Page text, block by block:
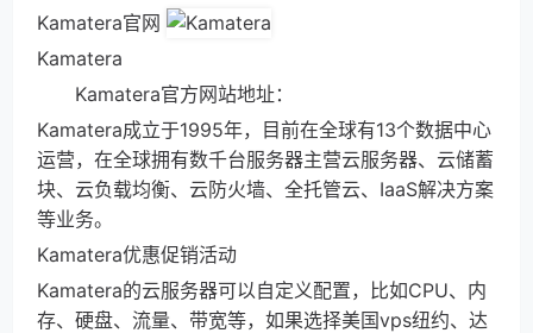
Kamatera官网
Kamatera
Kamatera官方网站地址：
Kamatera成立于1995年，目前在全球有13个数据中心
运营，在全球拥有数千台服务器主营云服务器、云储蓄
块、云负载均衡、云防火墙、全托管云、IaaS解决方案
等业务。
Kamatera优惠促销活动
Kamatera的云服务器可以自定义配置，比如CPU、内
存、硬盘、流量、带宽等，如果选择美国vps纽约、达